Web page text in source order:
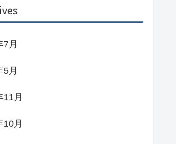
7月
5月
11月
10月